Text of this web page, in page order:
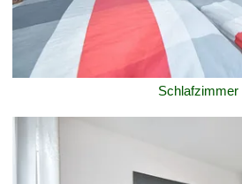
Schlafzimmer